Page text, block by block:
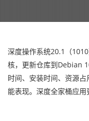
深度操作系统20.1（1010
核，更新仓库到Debian
时间、安装时间、资源
能表现。深度全家桶应用